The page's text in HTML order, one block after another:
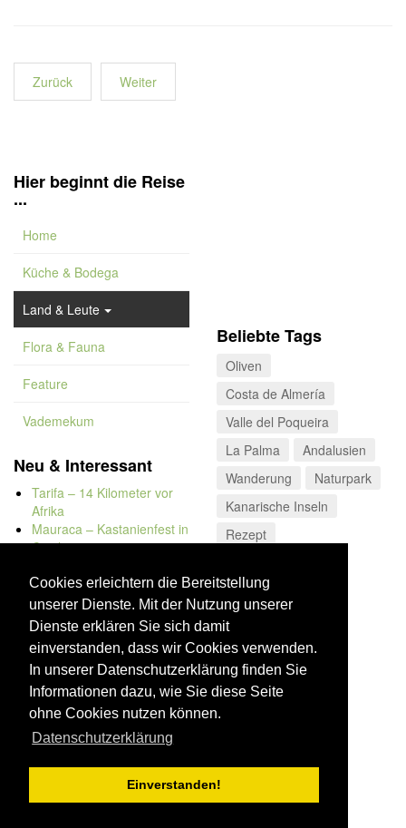
Cookies erleichtern die Bereitstellung
unserer Dienste. Mit der Nutzung unserer
Dienste erklären Sie sich damit
einverstanden, dass wir Cookies verwenden.
In unserer Datenschutzerklärung finden Sie
Informationen dazu, wie Sie diese Seite
ohne Cookies nutzen können.
Datenschutzerklärung
Einverstanden!
Zurück Weiter
Hier beginnt die Reise
...
Home
Küche & Bodega
Land & Leute
Flora & Fauna
Feature
Vademekum
Neu & Interessant
Tarifa – 14 Kilometer vor
Afrika
Mauraca – Kastanienfest in
Capileira
Bolonia
Kap Trafalgar
Düne von Bolonia
Beliebte Tags
Oliven
Costa de Almería
Valle del Poqueira
La Palma
Andalusien
Wanderung
Naturpark
Kanarische Inseln
Rezept